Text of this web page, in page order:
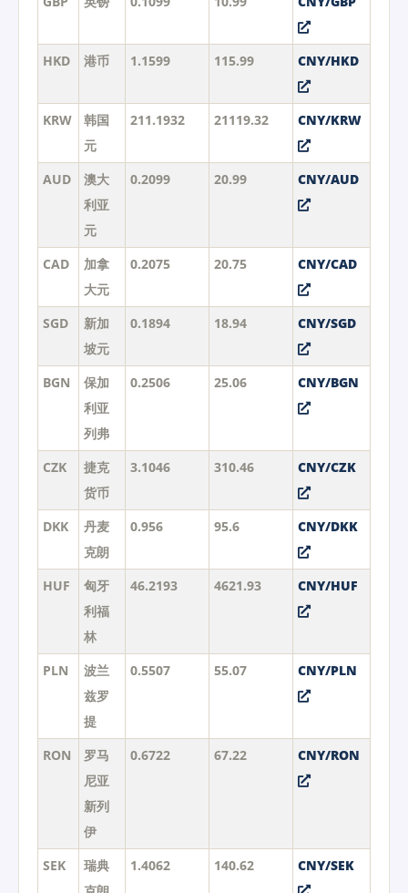
HKD 港币 1.1599 115.99 CNY/HKD
KRW
韩国
元
211.1932 21119.32 CNY/KRW
AUD
澳大
利亚
元
0.2099 20.99 CNY/AUD
CAD
加拿
大元
0.2075 20.75 CNY/CAD
SGD
新加
坡元
0.1894 18.94 CNY/SGD
BGN
保加
利亚
列弗
0.2506 25.06 CNY/BGN
CZK
捷克
货币
3.1046 310.46 CNY/CZK
DKK
丹麦
克朗
0.956 95.6 CNY/DKK
HUF
匈牙
利福
林
46.2193 4621.93 CNY/HUF
PLN
波兰
兹罗
提
0.5507 55.07 CNY/PLN
RON
罗马
尼亚
新列
伊
0.6722 67.22 CNY/RON
SEK
瑞典
1.4062 140.62 CNY/SEK